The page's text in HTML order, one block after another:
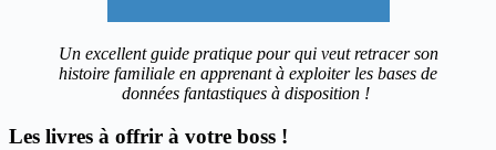
Un excellent guide pratique pour qui veut retracer son
histoire familiale en apprenant à exploiter les bases de
données fantastiques à disposition !
Les livres à offrir à votre boss !